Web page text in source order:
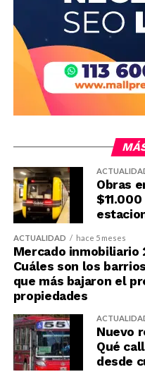
Obras
ACTUALIDAD hace 5 meses
Mercado inmobiliario
Cuáles son los
que más bajaron el
propiedades
Nuevo
Qué
desde